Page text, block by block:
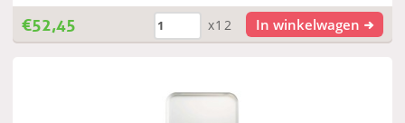
€52,45 x12 In winkelwagen